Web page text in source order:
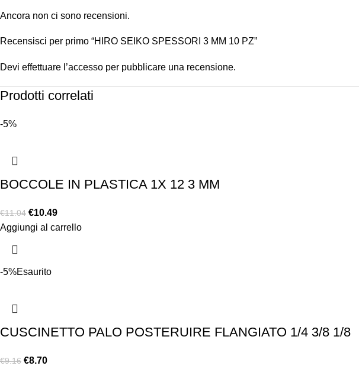
Ancora non ci sono recensioni.
Recensisci per primo “HIRO SEIKO SPESSORI 3 MM 10 PZ”
Devi effettuare l’accesso per pubblicare una recensione.
Prodotti correlati
-5%
BOCCOLE IN PLASTICA 1X 12 3 MM
€11.04 €10.49
Aggiungi al carrello
-5%Esaurito
CUSCINETTO PALO POSTERUIRE FLANGIATO 1/4 3/8 1/8
€9.16 €8.70